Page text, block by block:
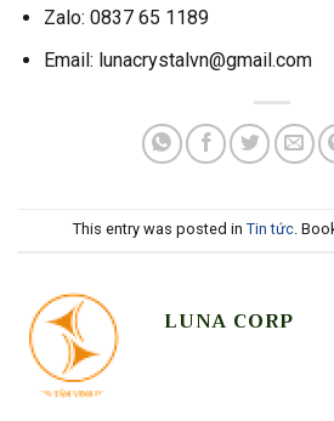
Zalo: 0837 65 1189
Email: lunacrystalvn@gmail.com
This entry was posted in Tin tức.
LUNA CORP